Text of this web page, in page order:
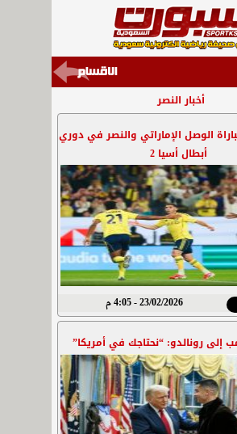
أخبار النصر
الوصل الإماراتي والنصر في دوري
أبطال أسيا 2
23/02/2026 - 4:05 م
إلى رونالدو: “نحتاجك في أمريكا”